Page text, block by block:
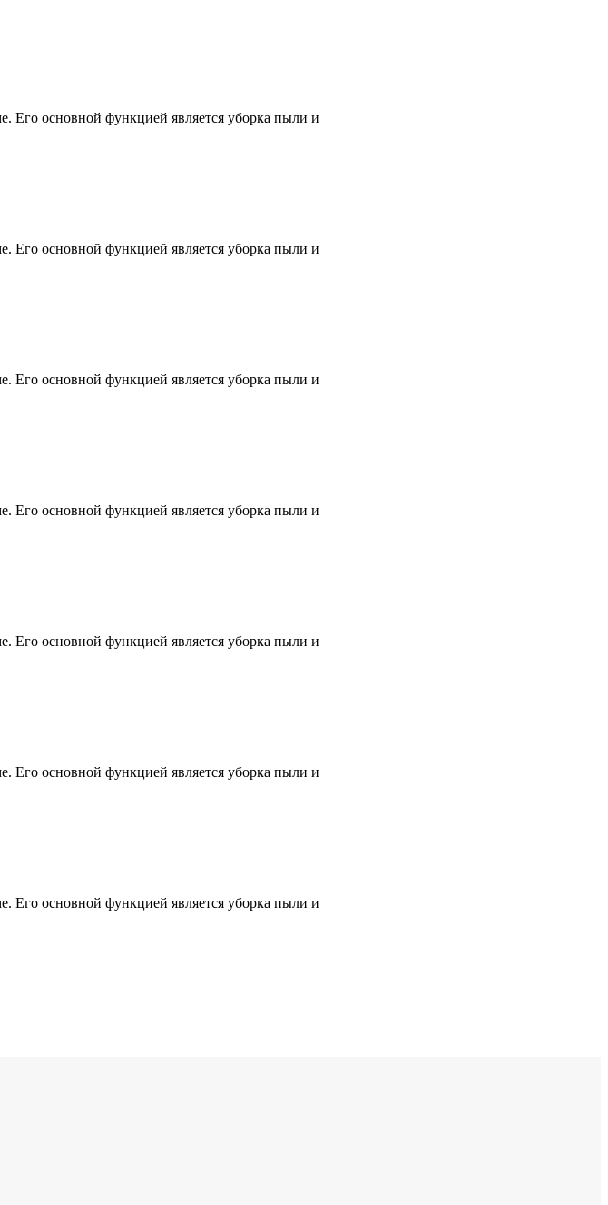
основной функцией является уборка пыли и
основной функцией является уборка пыли и
основной функцией является уборка пыли и
основной функцией является уборка пыли и
основной функцией является уборка пыли и
основной функцией является уборка пыли и
основной функцией является уборка пыли и